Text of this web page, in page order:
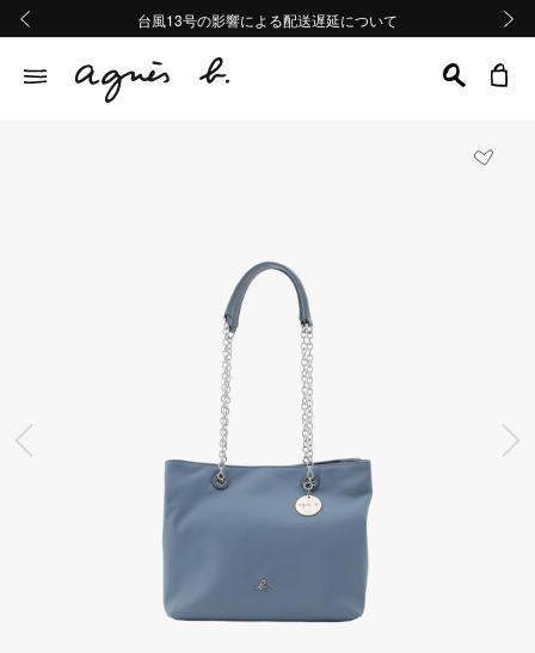
熊本地域地震の影響による配送遅延について
Summer Sale 2buy10%OFF!!
台風13号の影響による配送遅延について
熊本地域地震の影響による配送遅延について
Summer Sale 2buy10%OFF!!
前の画像